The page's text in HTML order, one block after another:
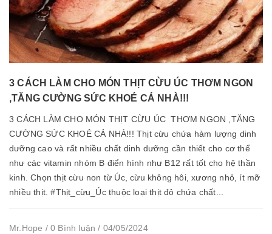
3 CÁCH LÀM CHO MÓN THỊT CỪU ÚC THƠM NGON
,TĂNG CƯỜNG SỨC KHOẺ CẢ NHÀ!!!
3 CÁCH LÀM CHO MÓN THỊT CỪU ÚC THƠM NGON ,TĂNG
CƯỜNG SỨC KHOẺ CẢ NHÀ!!! Thịt cừu chứa hàm lượng dinh
dưỡng cao và rất nhiều chất dinh dưỡng cần thiết cho cơ thể
như các vitamin nhóm B điển hình như B12 rất tốt cho hệ thần
kinh. Chọn thịt cừu non từ Úc, cừu không hôi, xương nhỏ, ít mỡ
nhiều thịt. #Thịt_cừu_Úc thuộc loại thịt đỏ chứa chất...
Mr.Hope / 0 Bình luận / 04/05/2024